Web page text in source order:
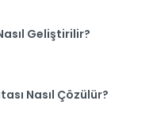
Geliştirilir?
Nasıl Çözülür?